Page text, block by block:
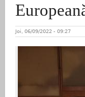
Joi, 06/09/2022 - 09:27